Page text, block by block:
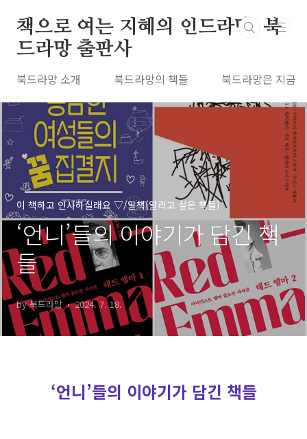
책으로 여는 지혜의 인드라망, 북
드라망 출판사
북드라망 소개 북드라망의 책들 북드라망은 지금
이 책하고 인사하실래요 ▽/알책(알리고 싶은 책들)
‘언니’들의 이야기가 담긴 책
들
by 북드라망 2024. 7. 18.
‘언니’들의 이야기가 담긴 책들